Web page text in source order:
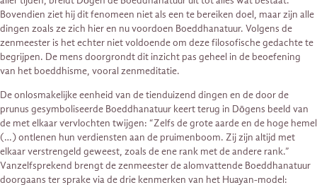
Bovendien ziet hij dit fenomeen niet als een te bereiken doel, maar zijn alle
dingen zoals ze zich hier en nu voordoen Boeddhanatuur. Volgens de
zenmeester is het echter niet voldoende om deze filosofische gedachte te
begrijpen. De mens doorgrondt dit inzicht pas geheel in de beoefening
van het boeddhisme, vooral zenmeditatie.
De onlosmakelijke eenheid van de tienduizend dingen en de door de
prunus gesymboliseerde Boeddhanatuur keert terug in Dōgens beeld van
de met elkaar vervlochten twijgen: “Zelfs de grote aarde en de hoge hemel
(…) ontlenen hun verdiensten aan de pruimenboom. Zij zijn altijd met
elkaar verstrengeld geweest, zoals de ene rank met de andere rank.”
Vanzelfsprekend brengt de zenmeester de alomvattende Boeddhanatuur
doorgaans ter sprake via de drie kenmerken van het Huayan-model: